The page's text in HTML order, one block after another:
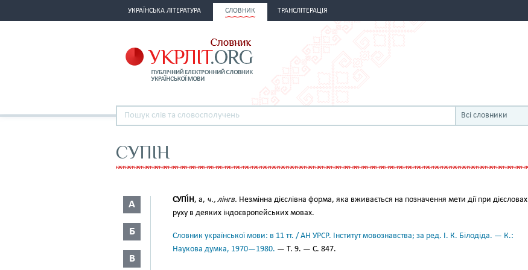
УКРАЇНСЬКА ЛІТЕРАТУРА СЛОВНИК ТРАНСЛІТЕРАЦІЯ
Всі словники
СУПІН
А
Б
В
СУПІ́Н, а, ч., лінгв. Незмінна дієслівна форма, яка вживається на позначення мети дії при дієсловах
руху в деяких індоєвропейських мовах.
Словник української мови: в 11 тт. / АН УРСР. Інститут мовознавства; за ред. І. К. Білодіда. — К.:
Наукова думка, 1970—1980. — Т. 9. — С. 847.